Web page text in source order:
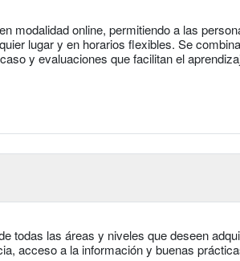
modalidad online, permitiendo a las
lugar y en horarios flexibles. Se
y evaluaciones que facilitan el
todas las áreas y niveles que deseen
acceso a la información y buenas